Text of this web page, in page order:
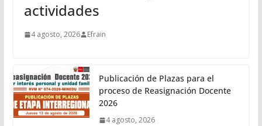
actividades
4 agosto, 2026 Efrain
Publicación de Plazas para el
proceso de Reasignación Docente
2026
4 agosto, 2026